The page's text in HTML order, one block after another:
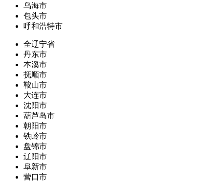
乌海市
包头市
呼和浩特市
全辽宁省
丹东市
本溪市
抚顺市
鞍山市
大连市
沈阳市
葫芦岛市
朝阳市
铁岭市
盘锦市
辽阳市
阜新市
营口市